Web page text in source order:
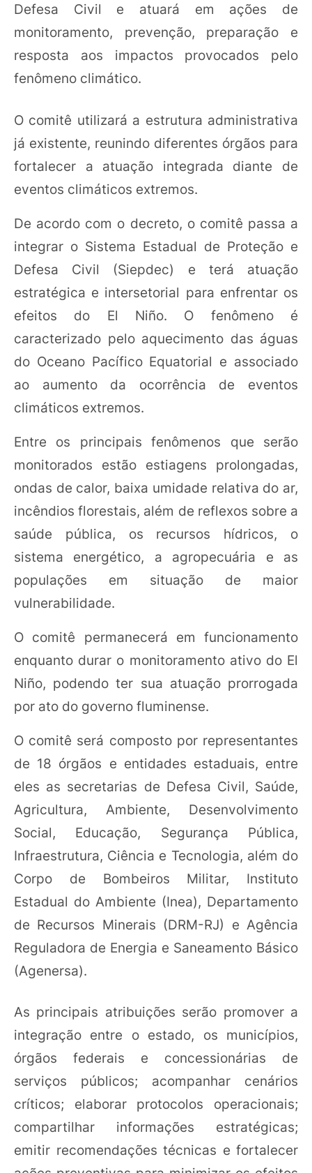
Defesa Civil e atuará em ações de
monitoramento, prevenção, preparação e
resposta aos impactos provocados pelo
fenômeno climático.
O comitê utilizará a estrutura administrativa
já existente, reunindo diferentes órgãos para
fortalecer a atuação integrada diante de
eventos climáticos extremos.
De acordo com o decreto, o comitê passa a
integrar o Sistema Estadual de Proteção e
Defesa Civil (Siepdec) e terá atuação
estratégica e intersetorial para enfrentar os
efeitos do El Niño. O fenômeno é
caracterizado pelo aquecimento das águas
do Oceano Pacífico Equatorial e associado
ao aumento da ocorrência de eventos
climáticos extremos.
Entre os principais fenômenos que serão
monitorados estão estiagens prolongadas,
ondas de calor, baixa umidade relativa do ar,
incêndios florestais, além de reflexos sobre a
saúde pública, os recursos hídricos, o
sistema energético, a agropecuária e as
populações em situação de maior
vulnerabilidade.
O comitê permanecerá em funcionamento
enquanto durar o monitoramento ativo do El
Niño, podendo ter sua atuação prorrogada
por ato do governo fluminense.
O comitê será composto por representantes
de 18 órgãos e entidades estaduais, entre
eles as secretarias de Defesa Civil, Saúde,
Agricultura, Ambiente, Desenvolvimento
Social, Educação, Segurança Pública,
Infraestrutura, Ciência e Tecnologia, além do
Corpo de Bombeiros Militar, Instituto
Estadual do Ambiente (Inea), Departamento
de Recursos Minerais (DRM-RJ) e Agência
Reguladora de Energia e Saneamento Básico
(Agenersa).
As principais atribuições serão promover a
integração entre o estado, os municípios,
órgãos federais e concessionárias de
serviços públicos; acompanhar cenários
críticos; elaborar protocolos operacionais;
compartilhar informações estratégicas;
emitir recomendações técnicas e fortalecer